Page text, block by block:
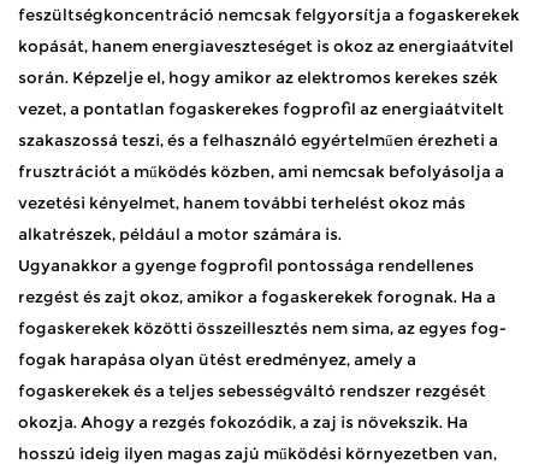
feszültségkoncentráció nemcsak felgyorsítja a fogaskerekek
kopását, hanem energiaveszteséget is okoz az energiaátvitel
során. Képzelje el, hogy amikor az elektromos kerekes szék
vezet, a pontatlan fogaskerekes fogprofil az energiaátvitelt
szakaszossá teszi, és a felhasználó egyértelműen érezheti a
frusztrációt a működés közben, ami nemcsak befolyásolja a
vezetési kényelmet, hanem további terhelést okoz más
alkatrészek, például a motor számára is. ​
Ugyanakkor a gyenge fogprofil pontossága rendellenes
rezgést és zajt okoz, amikor a fogaskerekek forognak. Ha a
fogaskerekek közötti összeillesztés nem sima, az egyes fog-
fogak harapása olyan ütést eredményez, amely a
fogaskerekek és a teljes sebességváltó rendszer rezgését
okozja. Ahogy a rezgés fokozódik, a zaj is növekszik. Ha
hosszú ideig ilyen magas zajú működési környezetben van,